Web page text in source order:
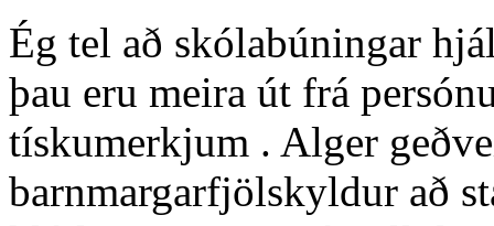
Ég tel að skólabúningar
þau eru meira út frá
tískumerkjum . Alger
barnmargarfjölskyldur að